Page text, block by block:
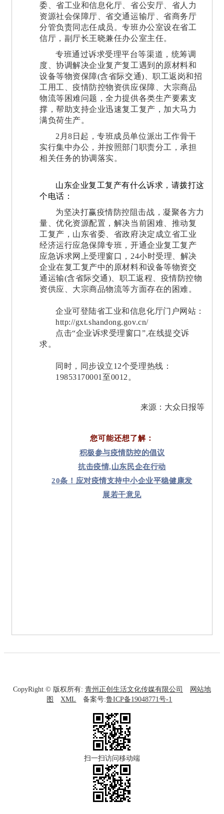
委、省工业和信息化厅、省公安厅、省人力
资源社会保障厅、省交通运输厅、省商务厅
分管负责同志任成员。专班办公室设在省工
信厅，副厅长王晓兼任办公室主任。
专班通过诉求受理平台等渠道，统筹调
度、协调解决企业复产复工遇到的原材料和
设备等物资保障(含省际交通)、职工返岗和招
工用工、疫情防控物资供应保障、大宗商品
物流等困难问题，全力提供各类生产要素支
撑，帮助支持企业迅速复工复产，加大马力
满负荷生产。
2月8日起，专班成员单位派出工作骨干
实行集中办公，并按照部门职责分工，承担
相关任务的协调落实。
山东企业复工复产有什么诉求，请拨打这
个电话：
为坚决打赢疫情防控阻击战，凝聚各方力
量、优化资源配置，解决当前困难、推动复
工复产，山东省委、省政府决定成立省工业
经济运行应急保障专班，开通企业复工复产
应急诉求网上受理窗口，24小时受理、解决
企业在复工复产中的原材料和设备等物资交
通运输(含省际交通)、职工返程、疫情防控物
资供应、大宗商品物流等方面存在的困难。
企业可登陆省工业和信息化厅门户网站：
http://gxt.shandong.gov.cn/
点击“企业诉求受理窗口”,在线提交诉
求。
同时，同步设立12个受理热线：
19853170001至0012。
来源：大众日报等
您可能还想了解：
积极参与疫情防控的倡议
抗击疫情,山东民企在行动
20条！应对疫情支持中小企业平稳健康发
展若干意见
CopyRight © 版权所有: 青州正创生活文化传媒有限公司
网站地
图
XML 备案号:鲁ICP备19048771号-1
扫一扫访问移动端